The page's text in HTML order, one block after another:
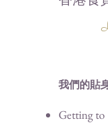
我們的貼
Getting